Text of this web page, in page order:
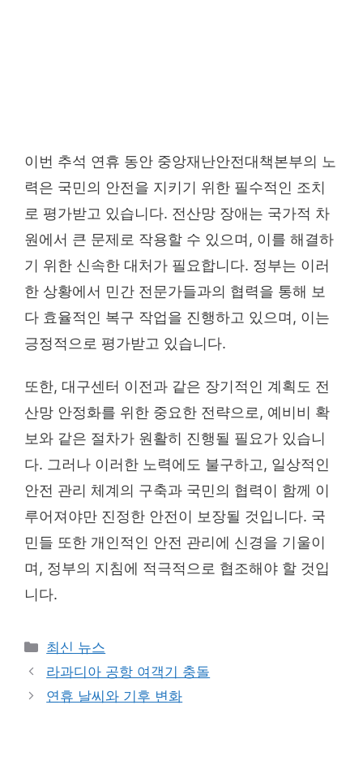
이번 추석 연휴 동안 중앙재난안전대책본부의 노
력은 국민의 안전을 지키기 위한 필수적인 조치
로 평가받고 있습니다. 전산망 장애는 국가적 차
원에서 큰 문제로 작용할 수 있으며, 이를 해결하
기 위한 신속한 대처가 필요합니다. 정부는 이러
한 상황에서 민간 전문가들과의 협력을 통해 보
다 효율적인 복구 작업을 진행하고 있으며, 이는
긍정적으로 평가받고 있습니다.
또한, 대구센터 이전과 같은 장기적인 계획도 전
산망 안정화를 위한 중요한 전략으로, 예비비 확
보와 같은 절차가 원활히 진행될 필요가 있습니
다. 그러나 이러한 노력에도 불구하고, 일상적인
안전 관리 체계의 구축과 국민의 협력이 함께 이
루어져야만 진정한 안전이 보장될 것입니다. 국
민들 또한 개인적인 안전 관리에 신경을 기울이
며, 정부의 지침에 적극적으로 협조해야 할 것입
니다.
Categories
최신 뉴스
라과디아 공항 여객기 충돌
연휴 날씨와 기후 변화